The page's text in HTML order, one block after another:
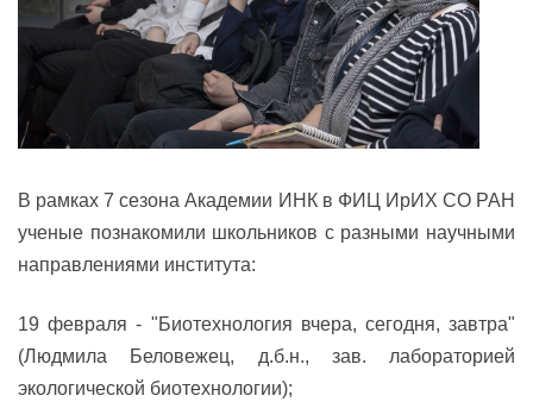
В рамках 7 сезона Академии ИНК в ФИЦ ИрИХ СО РАН
ученые познакомили школьников с разными научными
направлениями института:
19 февраля - "Биотехнология вчера, сегодня, завтра"
(Людмила Беловежец, д.б.н., зав. лабораторией
экологической биотехнологии);